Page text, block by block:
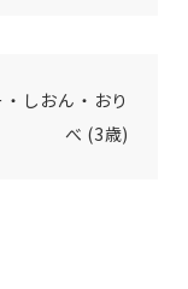
しおん・おり
べ (3歳)